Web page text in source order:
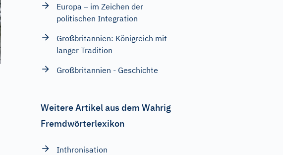
Europa – im Zeichen der
politischen Integration
Großbritannien: Königreich mit
langer Tradition
Großbritannien - Geschichte
Weitere Artikel aus dem Wahrig
Fremdwörterlexikon
Inthronisation